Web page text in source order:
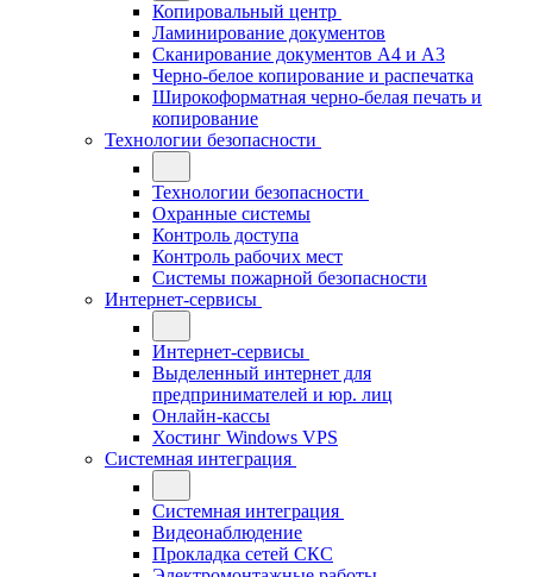
Копировальный центр
Ламинирование документов
Сканирование документов А4 и А3
Черно-белое копирование и распечатка
Широкоформатная черно-белая печать и
копирование
Технологии безопасности
Технологии безопасности
Охранные системы
Контроль доступа
Контроль рабочих мест
Системы пожарной безопасности
Интернет-сервисы
Интернет-сервисы
Выделенный интернет для
предпринимателей и юр. лиц
Онлайн-кассы
Хостинг Windows VPS
Системная интеграция
Системная интеграция
Видеонаблюдение
Прокладка сетей СКС